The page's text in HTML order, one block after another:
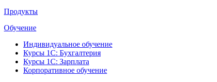
Продукты
Обучение
Индивидуальное обучение
Курсы 1С: Бухгалтерия
Курсы 1С: Зарплата
Корпоративное обучение